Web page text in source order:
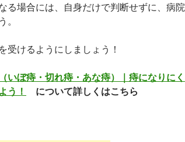
る場合には、自身だけで判断せずに、病院
。
受けるようにしましょう！
いぼ痔・切れ痔・あな痔）｜痔になりにく
う！
について詳しくはこちら